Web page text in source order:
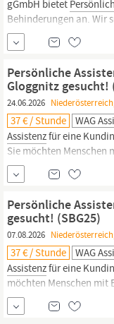
gGmbH bietet
Behinderungen an. Wir
ihren
Assistenzhunden
PersönlicheAssistent:in
zu Hause bei...
Persönliche
Gloggnitz gesucht!
24.06.2026
37 € / Stunde WAG
Assistenzfür eine
Sie möchten Menschen
selbstbestimmten Leben
richtig!
Persönliche
unterstützen. Als
Persönliche
gesucht! (SBG25)
07.08.2026
37 € / Stunde WAG
Assistenzfür eine
möchten Menschen mit
selbstbestimmten Leben
richtig!
Persönliche